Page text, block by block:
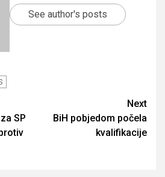
See author's posts
SP
Next
BiH pobjedom počela
kvalifikacije